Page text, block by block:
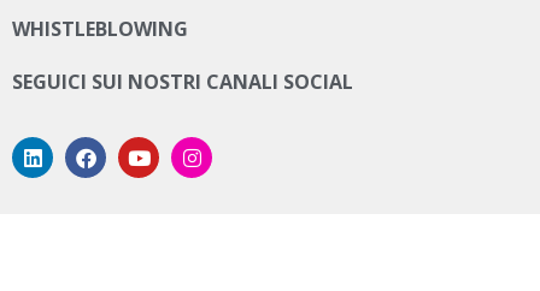
WHISTLEBLOWING
SEGUICI SUI NOSTRI CANALI SOCIAL